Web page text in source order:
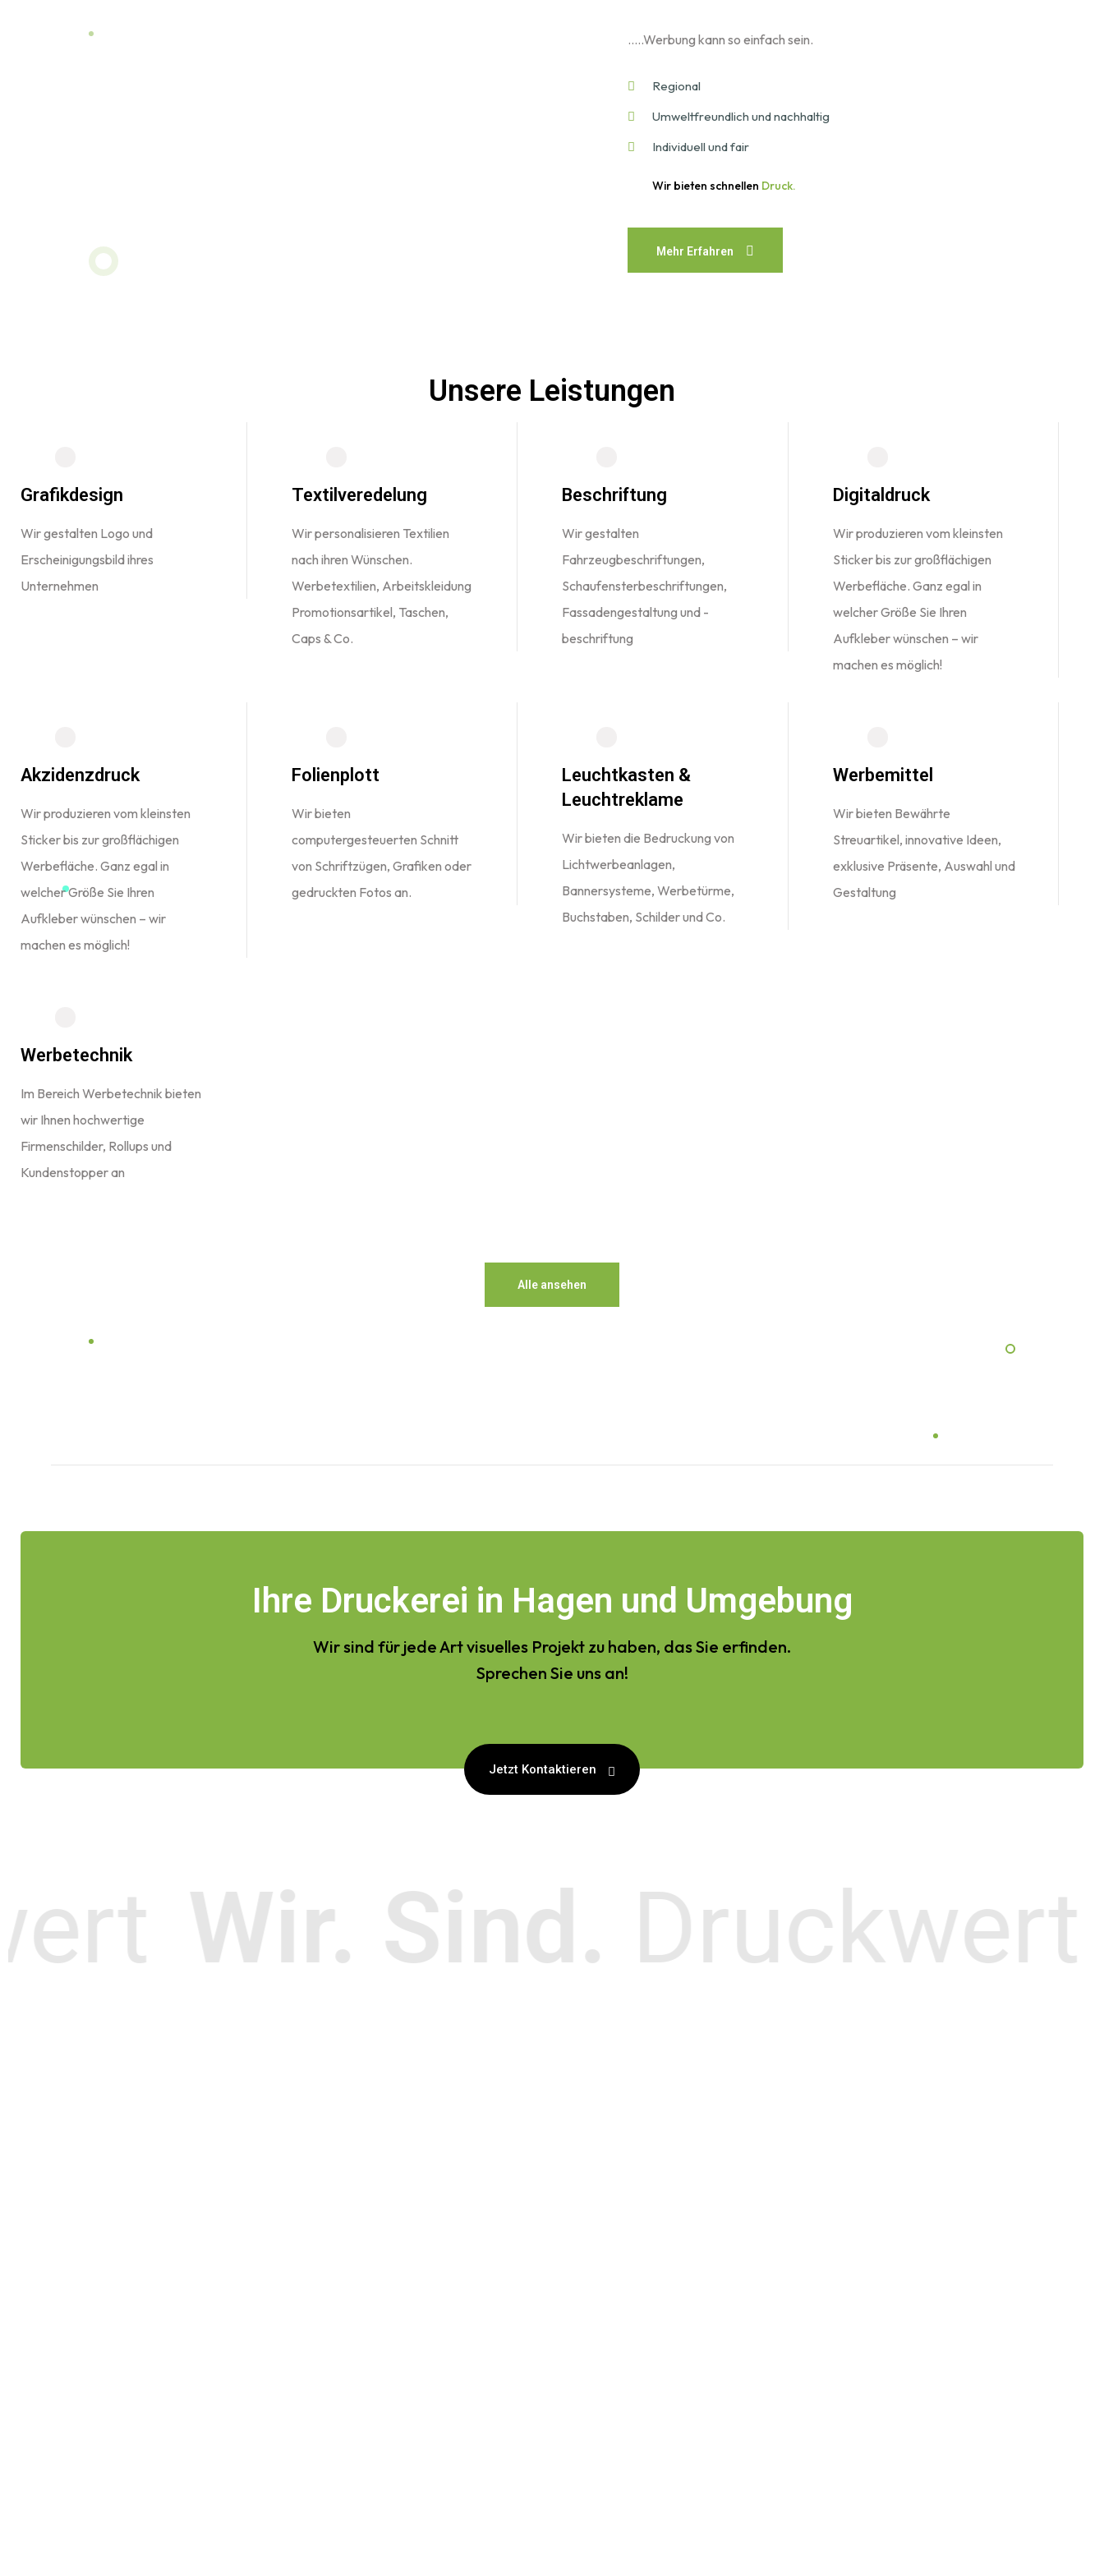
…..Werbung kann so einfach sein.
Regional
Umweltfreundlich und nachhaltig
Individuell und fair
Wir bieten schnellen Druck.
Mehr Erfahren
Unsere Leistungen
Grafikdesign
Wir gestalten Logo und
Erscheinigungsbild ihres
Unternehmen
Textilveredelung
Wir personalisieren Textilien
nach ihren Wünschen.
Werbetextilien, Arbeitskleidung
Promotionsartikel, Taschen,
Caps & Co.
Beschriftung
Wir gestalten
Fahrzeugbeschriftungen,
Schaufensterbeschriftungen,
Fassadengestaltung und -
beschriftung
Digitaldruck
Wir produzieren vom kleinsten
Sticker bis zur großflächigen
Werbefläche. Ganz egal in
welcher Größe Sie Ihren
Aufkleber wünschen – wir
machen es möglich!
Akzidenzdruck
Wir produzieren vom kleinsten
Sticker bis zur großflächigen
Werbefläche. Ganz egal in
welcher Größe Sie Ihren
Aufkleber wünschen – wir
machen es möglich!
Folienplott
Wir bieten
computergesteuerten Schnitt
von Schriftzügen, Grafiken oder
gedruckten Fotos an.
Leuchtkasten &
Leuchtreklame
Wir bieten die Bedruckung von
Lichtwerbeanlagen,
Bannersysteme, Werbetürme,
Buchstaben, Schilder und Co.
Werbemittel
Wir bieten Bewährte
Streuartikel, innovative Ideen,
exklusive Präsente, Auswahl und
Gestaltung
Werbetechnik
Im Bereich Werbetechnik bieten
wir Ihnen hochwertige
Firmenschilder, Rollups und
Kundenstopper an
Alle ansehen
Ihre Druckerei in Hagen und Umgebung
Wir sind für jede Art visuelles Projekt zu haben, das Sie erfinden.
Sprechen Sie uns an!
Jetzt Kontaktieren
Wir. Sind.Druckwert